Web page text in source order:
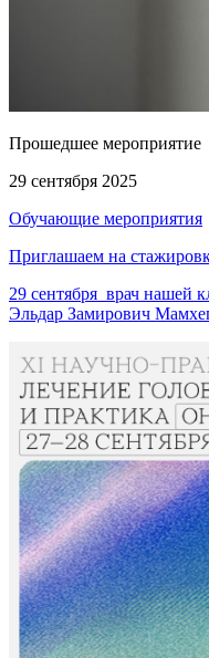
Прошедшее мероприятие
29 сентября 2025
Обучающие мероприятия
Приглашаем на
29 сентября врач нашей
Эльдар Замирович